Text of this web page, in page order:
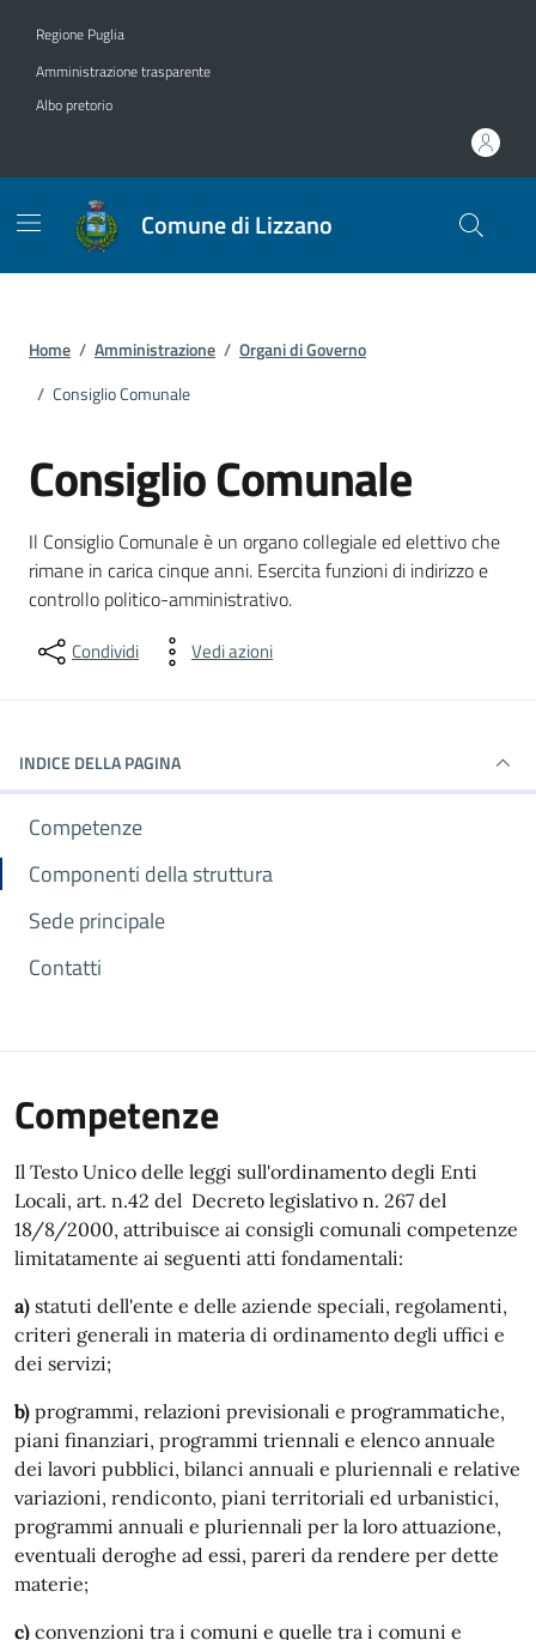
Regione Puglia
Amministrazione trasparente
Albo pretorio
Comune di Lizzano
Home / Amministrazione / Organi di Governo
/ Consiglio Comunale
Consiglio Comunale
Il Consiglio Comunale è un organo collegiale ed elettivo che
rimane in carica cinque anni. Esercita funzioni di indirizzo e
controllo politico-amministrativo.
Condividi Vedi azioni
INDICE DELLA PAGINA
Competenze
Componenti della struttura
Sede principale
Contatti
Competenze
Il Testo Unico delle leggi sull'ordinamento degli Enti
Locali, art. n.42 del Decreto legislativo n. 267 del
18/8/2000, attribuisce ai consigli comunali competenze
limitatamente ai seguenti atti fondamentali:
a) statuti dell'ente e delle aziende speciali, regolamenti,
criteri generali in materia di ordinamento degli uffici e
dei servizi;
b) programmi, relazioni previsionali e programmatiche,
piani finanziari, programmi triennali e elenco annuale
dei lavori pubblici, bilanci annuali e pluriennali e relative
variazioni, rendiconto, piani territoriali ed urbanistici,
programmi annuali e pluriennali per la loro attuazione,
eventuali deroghe ad essi, pareri da rendere per dette
materie;
c) convenzioni tra i comuni e quelle tra i comuni e